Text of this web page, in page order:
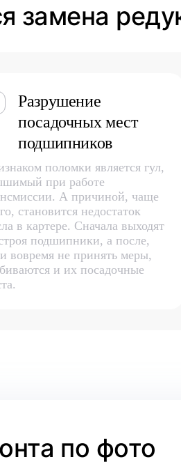
замена
Разрушение
посадочных мест
подшипников
поломки является гул,
при работе
А причиной, чаще
становится недостаток
в картере. Сначала выходят
подшипники, а после,
вовремя не принять меры,
и их посадочные
по фото